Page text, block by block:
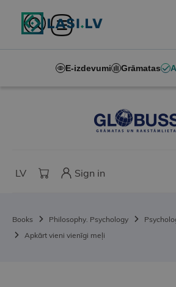
E-izdevumi Grāmatas
LV Sign in
Books Philosophy. Psychology
Apkārt vieni vienīgi meļi